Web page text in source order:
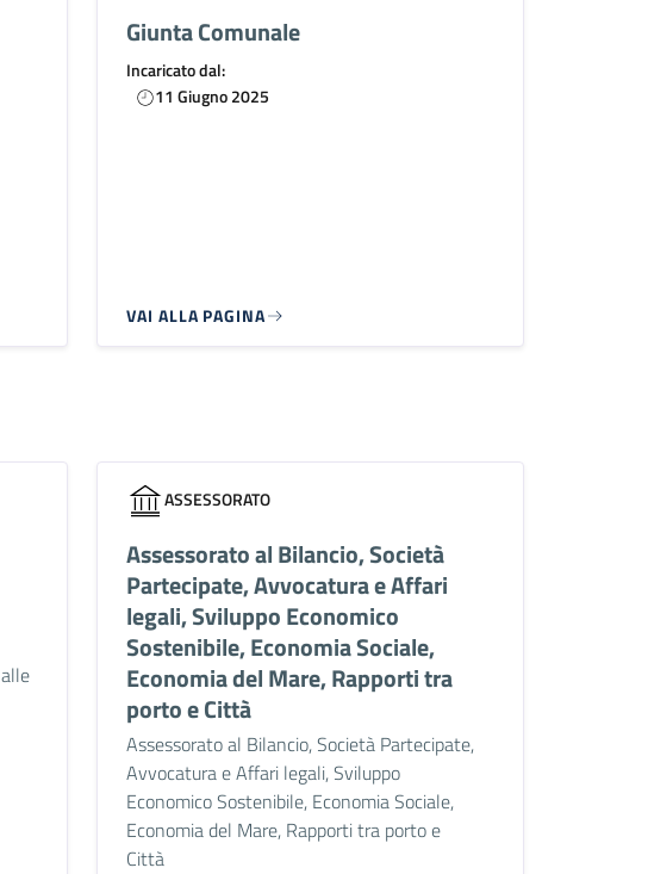
Giunta Comunale
Incaricato dal:
11 Giugno 2025
VAI ALLA PAGINA
ASSESSORATO
Assessorato al Bilancio, Società
Partecipate, Avvocatura e Affari
legali, Sviluppo Economico
Sostenibile, Economia Sociale,
Economia del Mare, Rapporti tra
porto e Città
Assessorato al Bilancio, Società Partecipate,
Avvocatura e Affari legali, Sviluppo
Economico Sostenibile, Economia Sociale,
Economia del Mare, Rapporti tra porto e
Città